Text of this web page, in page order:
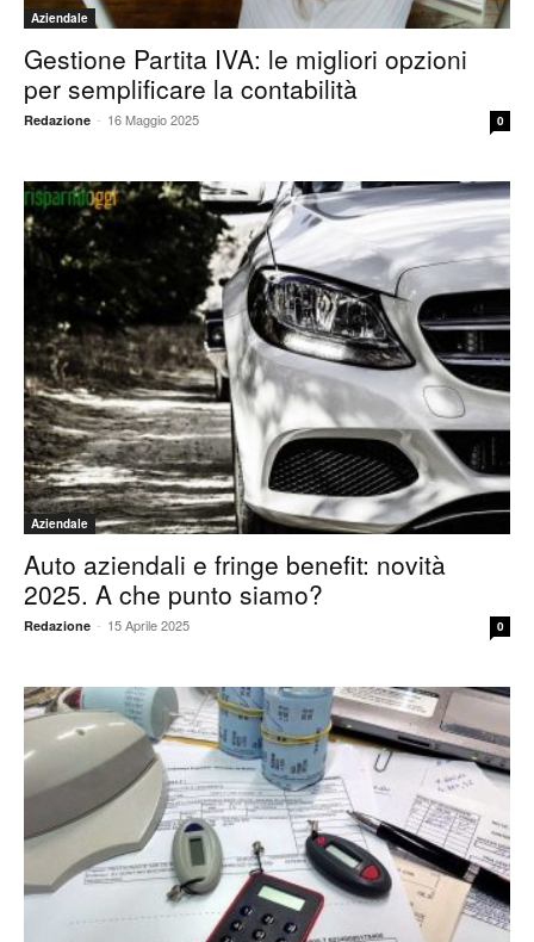
Aziendale
Gestione Partita IVA: le migliori opzioni
per semplificare la contabilità
Redazione - 16 Maggio 2025 0
Aziendale
Auto aziendali e fringe benefit: novità
2025. A che punto siamo?
Redazione - 15 Aprile 2025 0